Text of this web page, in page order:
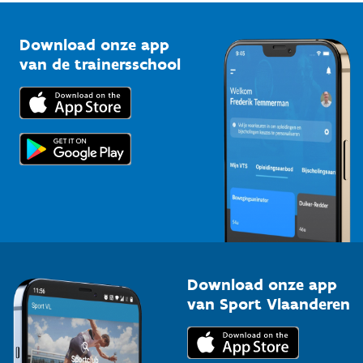
Bedrijven
Trainers en begeleiders
Topsporters
Vlaamse Trainersschool
Kennisplatform
Downloads
Voor de pers
Download onze app
van de trainersschool
Download onze app
van Sport Vlaanderen